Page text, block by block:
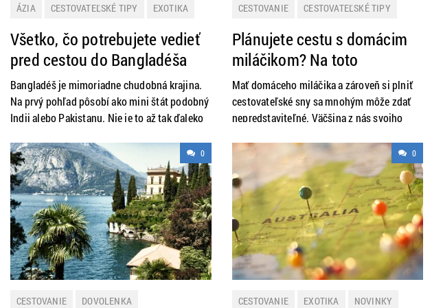
ÁZIA CESTOVATEĽSKÉ TIPY
EXOTIKA
NOVINKY
PRAKTICKÉ INFORMÁCIE
Všetko, čo potrebujete vedieť
pred cestou do Bangladéša
Bangladéš je mimoriadne chudobná krajina.
Na prvý pohľad pôsobí ako mini štát podobný
Indii alebo Pakistanu. Nie je to až tak ďaleko
Bangladéša pocítite už pri nástupe do
lietadla. Možno je to len moja skúsenosť, ale
pri lete do Dilí sa ľudia na „gate“ doslova
tlačili. Do
CESTOVANIE
CESTOVATEĽSKÉ TIPY
NOVINKY
PRAKTICKÉ INFORMÁCIE
Plánujete cestu s domácim
miláčikom? Na toto
nezabudnite!
Mať domáceho miláčika a zároveň si plniť
cestovateľské sny sa mnohým môže zdať
nepredstaviteľné. Väčšina z nás svojho
priateľov či profesionálov v hoteloch pre
domáce zvieratá. Čo ale robiť, ak plánujete
dlhšiu cestu a svoje milované zvieratko
chcete vziať so sebou?
0
CESTOVANIE
DOVOLENKA
0
CESTOVANIE EXOTIKA
NOVINKY